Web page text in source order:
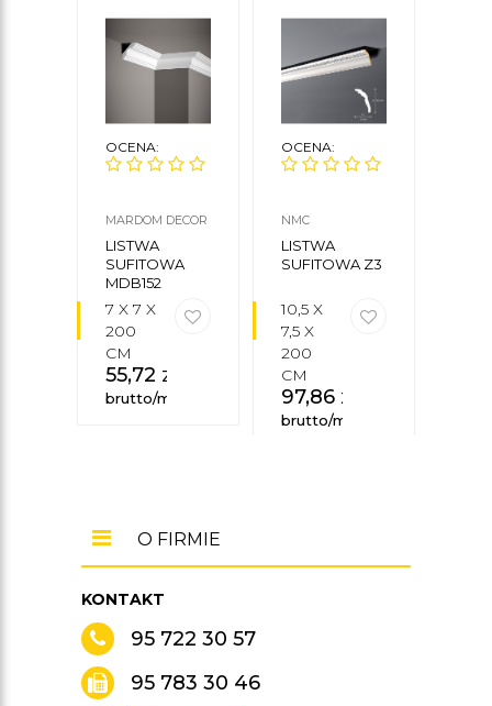
OCENA:
MARDOM DECOR
LISTWA
SUFITOWA
MDB152
MARDOM
DECOR
7 X 7 X
200
CM
55,72 zł
brutto/mb
OCENA:
NMC
LISTWA
SUFITOWA Z3
10,5 X
7,5 X
200
CM
97,86 zł
brutto/mb
KONTAKT
95 722 30 57
95 783 30 46
O FIRMIE